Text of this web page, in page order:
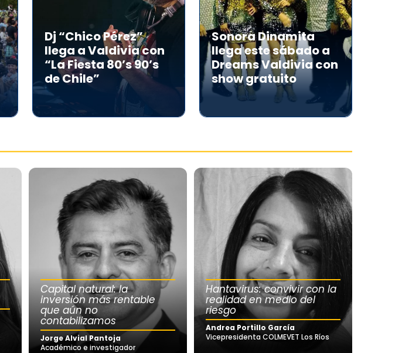
Dj “Chico Pérez”
llega a Valdivia con
“La Fiesta 80’s 90’s
de Chile”
Sonora Dinamita
llega este sábado a
Dreams Valdivia con
show gratuito
Capital natural: la
inversión más rentable
que aún no
contabilizamos
Jorge Alvial Pantoja
Académico e investigador
Hantavirus: convivir con la
realidad en medio del
riesgo
Andrea Portillo García
Vicepresidenta COLMEVET Los Ríos